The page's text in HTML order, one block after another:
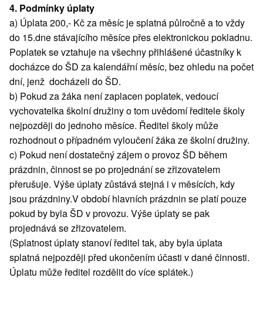
4. Podmínky úplaty
a) Úplata 200,- Kč za měsíc je splatná půlročně a to vždy
do 15.dne stávajícího měsíce přes elektronickou pokladnu.
Poplatek se vztahuje na všechny přihlášené účastníky k
docházce do ŠD za kalendářní měsíc, bez ohledu na počet
dní, jenž docházeli do ŠD.
b) Pokud za žáka není zaplacen poplatek, vedoucí
vychovatelka školní družiny o tom uvědomí ředitele školy
nejpozději do jednoho měsíce. Ředitel školy může
rozhodnout o případném vyloučení žáka ze školní družiny.
c) Pokud není dostatečný zájem o provoz ŠD během
prázdnin, činnost se po projednání se zřizovatelem
přerušuje. Výše úplaty zůstává stejná i v měsících, kdy
jsou prázdniny.V období hlavních prázdnin se platí pouze
pokud by byla ŠD v provozu. Výše úplaty se pak
projednává se zřizovatelem.
(Splatnost úplaty stanoví ředitel tak, aby byla úplata
splatná nejpozději před ukončením účasti v dané činnosti.
Úplatu může ředitel rozdělit do více splátek.)